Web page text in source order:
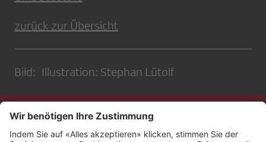
zurück zur Übersicht
Bild: Illustration: Stephan Lütolf
Kontakt